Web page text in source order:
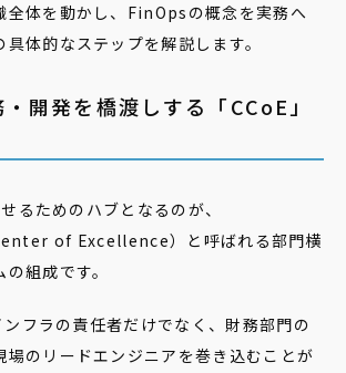
全体を動かし、FinOpsの概念を実務へ
体的なステップを解説します。
開発を橋渡しする「CCoE」
るためのハブとなるのが、
of Excellence）と呼ばれる部門横
組成です。
フラの責任者だけでなく、財務部門の
場のリードエンジニアを巻き込むことが